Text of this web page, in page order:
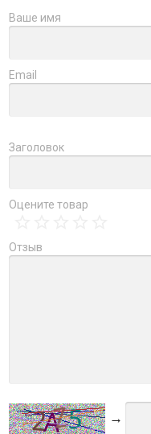
Ваше имя
Email
Заголовок
Оцените товар
Отзыв
→